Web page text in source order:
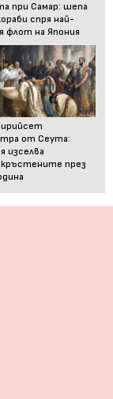
при Самар: шепа
спря най-
флот на Япония
от Сеута:
изселва
през